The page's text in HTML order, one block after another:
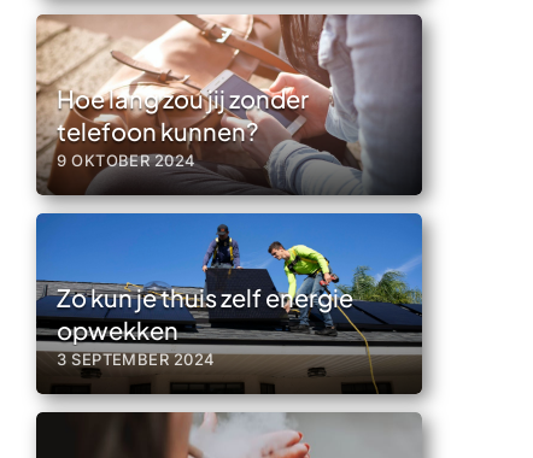
Hoe lang zou jij zonder
telefoon kunnen?
9 OKTOBER 2024
Zo kun je thuis zelf energie
opwekken
3 SEPTEMBER 2024